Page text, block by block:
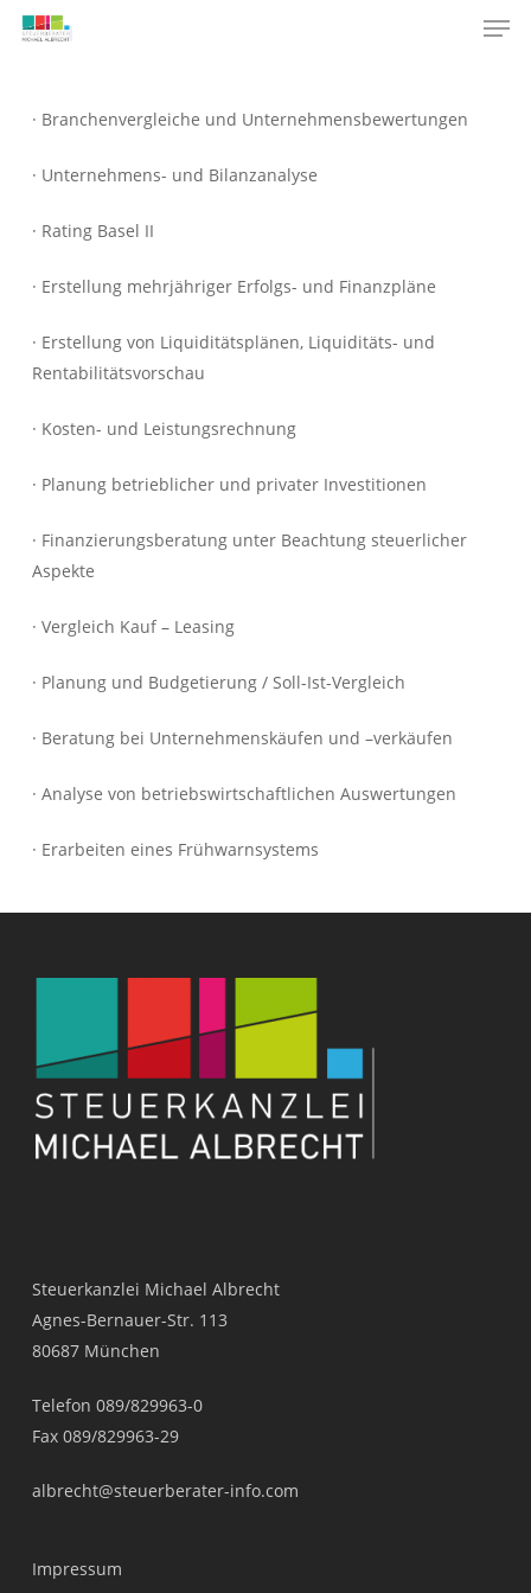
Skip
· Branchenvergleiche und Unternehmensbewertungen
· Unternehmens- und Bilanzanalyse
· Rating Basel II
· Erstellung mehrjähriger Erfolgs- und Finanzpläne
· Erstellung von Liquiditätsplänen, Liquiditäts- und
Rentabilitätsvorschau
· Kosten- und Leistungsrechnung
· Planung betrieblicher und privater Investitionen
· Finanzierungsberatung unter Beachtung steuerlicher
Aspekte
· Vergleich Kauf – Leasing
· Planung und Budgetierung / Soll-Ist-Vergleich
· Beratung bei Unternehmenskäufen und –verkäufen
· Analyse von betriebswirtschaftlichen Auswertungen
· Erarbeiten eines Frühwarnsystems
Steuerkanzlei Michael Albrecht
Agnes-Bernauer-Str. 113
80687 München
Telefon 089/829963-0
Fax 089/829963-29
albrecht@steuerberater-info.com
Impressum